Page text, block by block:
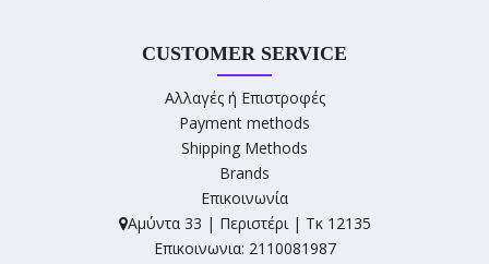
CUSTOMER SERVICE
Αλλαγές ή Επιστροφές
Payment methods
Shipping Methods
Brands
Επικοινωνία
Αμύντα 33 | Περιστέρι | Τκ 12135
Επικοινωνια: 2110081987